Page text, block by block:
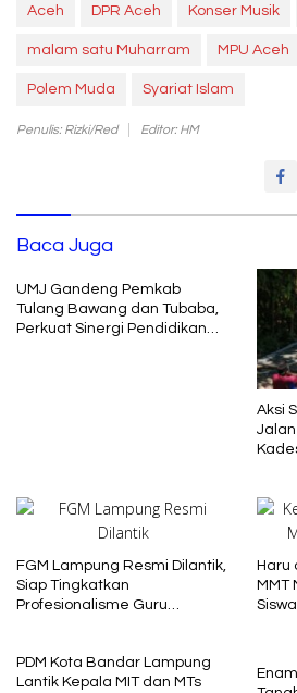
Aceh DPR Aceh Konser Musik
malam satu Muharram MPU Aceh
Polem Muda Syariat Islam
Penulis: Rizki/Red Editor: HM
Baca Juga
UMJ Gandeng Pemkab
Tulang Bawang dan Tubaba,
Perkuat Sinergi Pendidikan
Aksi
Jalan
FGM Lampung Resmi Dilantik,
Siap Tingkatkan
Profesionalisme Guru
Haru
MMT
PDM Kota Bandar Lampung
Lantik Kepala MIT dan MTs